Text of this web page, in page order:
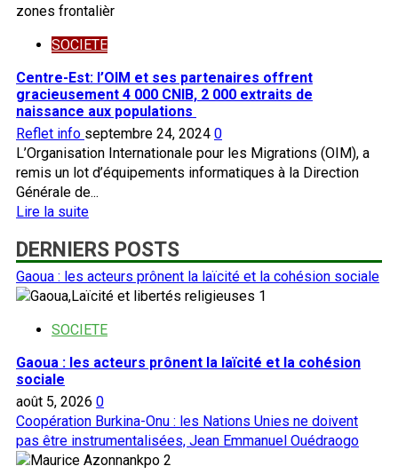
Ouagadougou
Retour
volontaire
de
136
migrants
burkinabè
SOCIETE
Centre-Est: l’OIM et ses partenaires offrent
gracieusement 4 000 CNIB, 2 000 extraits de
naissance aux populations
Reflet info septembre 24, 2024 0
L’Organisation Internationale pour les Migrations (OIM), a
remis un lot d’équipements informatiques à la Direction
Générale de...
Lire la suiteEn
plus
sur
Centre-
l’OIM
ses
offrent
gracieusement
4
000
DERNIERS POSTS
Gaoua : les acteurs prônent la laïcité et la cohésion sociale
1
SOCIETE
Gaoua : les acteurs prônent la laïcité et la cohésion
sociale
août 5, 2026 0
Coopération Burkina-Onu : les Nations Unies ne doivent
pas être instrumentalisées, Jean Emmanuel Ouédraogo
2